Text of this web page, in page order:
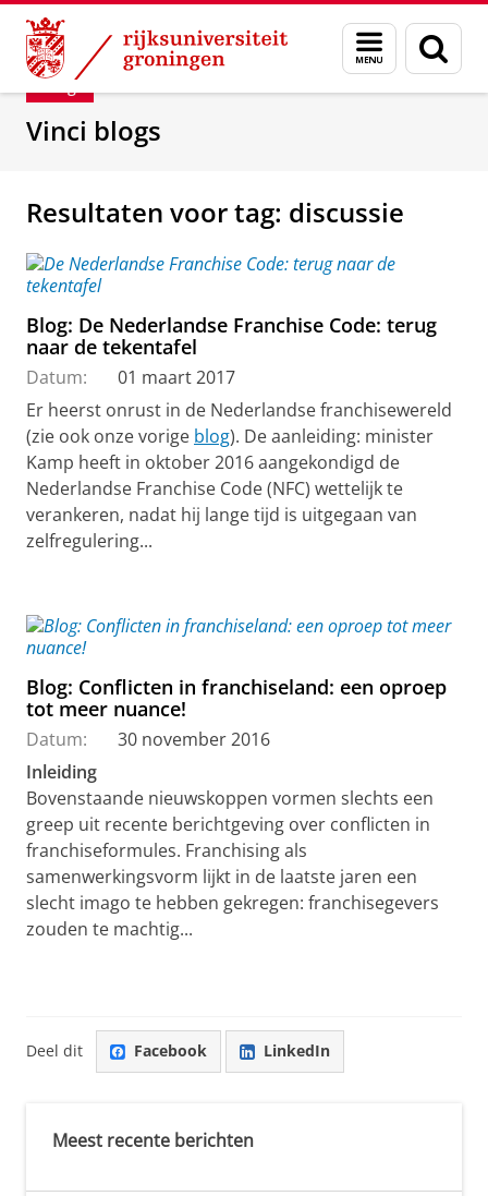
Skip
Content
Skip
Navigation
Menu
en
zoeken
Department of Innovation Management &
Blog
Vinci blogs
Resultaten voor tag: discussie
Blog: De Nederlandse Franchise Code: terug
naar de tekentafel
Datum:
01 maart 2017
Er heerst onrust in de Nederlandse franchisewereld
(zie ook onze vorige blog). De aanleiding: minister
Kamp heeft in oktober 2016 aangekondigd de
Nederlandse Franchise Code (NFC) wettelijk te
verankeren, nadat hij lange tijd is uitgegaan van
zelfregulering...
Blog: Conflicten in franchiseland: een oproep
tot meer nuance!
Datum:
30 november 2016
Inleiding
Bovenstaande nieuwskoppen vormen slechts een
greep uit recente berichtgeving over conflicten in
franchiseformules. Franchising als
samenwerkingsvorm lijkt in de laatste jaren een
slecht imago te hebben gekregen: franchisegevers
zouden te machtig...
Deel dit Facebook LinkedIn
Meest recente berichten